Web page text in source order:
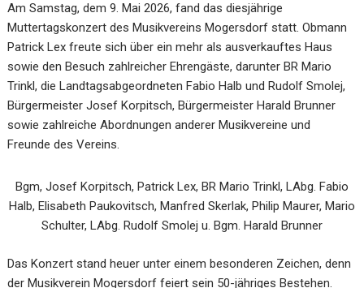
Am Samstag, dem 9. Mai 2026, fand das diesjährige
Muttertagskonzert des Musikvereins Mogersdorf statt. Obmann
Patrick Lex freute sich über ein mehr als ausverkauftes Haus
sowie den Besuch zahlreicher Ehrengäste, darunter BR Mario
Trinkl, die Landtagsabgeordneten Fabio Halb und Rudolf Smolej,
Bürgermeister Josef Korpitsch, Bürgermeister Harald Brunner
sowie zahlreiche Abordnungen anderer Musikvereine und
Freunde des Vereins.
Bgm, Josef Korpitsch, Patrick Lex, BR Mario Trinkl, LAbg. Fabio
Halb, Elisabeth Paukovitsch, Manfred Skerlak, Philip Maurer, Mario
Schulter, LAbg. Rudolf Smolej u. Bgm. Harald Brunner
Das Konzert stand heuer unter einem besonderen Zeichen, denn
der Musikverein Mogersdorf feiert sein 50-jähriges Bestehen.